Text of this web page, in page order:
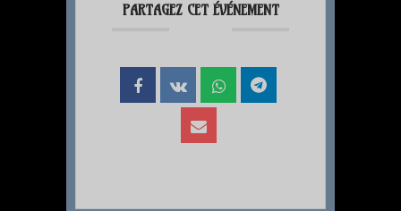
PARTAGEZ CET ÉVÉNEMENT